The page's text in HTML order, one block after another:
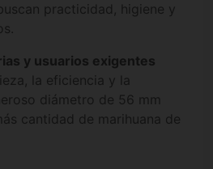
practicidad, higiene y
y usuarios exigentes
la eficiencia y la
diámetro de 56 mm
cantidad de marihuana de